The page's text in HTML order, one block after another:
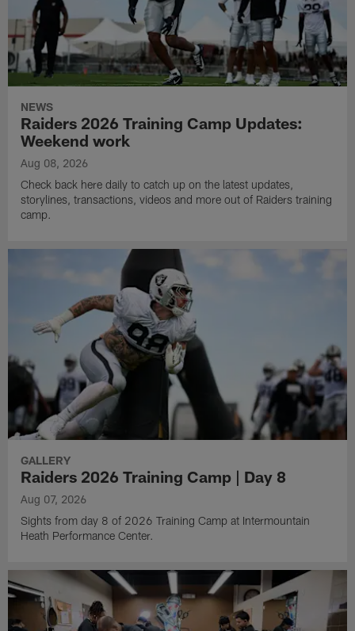
NEWS
Raiders 2026 Training Camp Updates:
Weekend work
Aug 08, 2026
Check back here daily to catch up on the latest updates,
storylines, transactions, videos and more out of Raiders training
camp.
GALLERY
Raiders 2026 Training Camp | Day 8
Aug 07, 2026
Sights from day 8 of 2026 Training Camp at Intermountain
Heath Performance Center.